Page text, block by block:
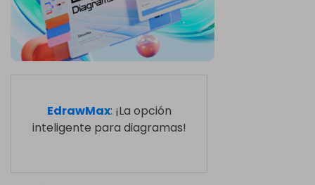
EdrawMax: ¡La opción
inteligente para diagramas!